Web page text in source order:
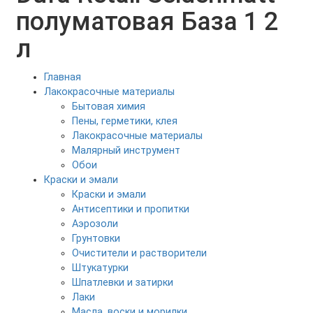
полуматовая База 1 2
л
Главная
Лакокрасочные материалы
Бытовая химия
Пены, герметики, клея
Лакокрасочные материалы
Малярный инструмент
Обои
Краски и эмали
Краски и эмали
Антисептики и пропитки
Аэрозоли
Грунтовки
Очистители и растворители
Штукатурки
Шпатлевки и затирки
Лаки